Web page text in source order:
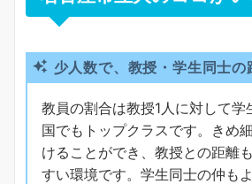
少人数で、教授・学生同士の
教員の割合は教授1人に対して学
国でもトップクラスです。きめ
けることができ、教授との距離
すい環境です。学生同士の仲も